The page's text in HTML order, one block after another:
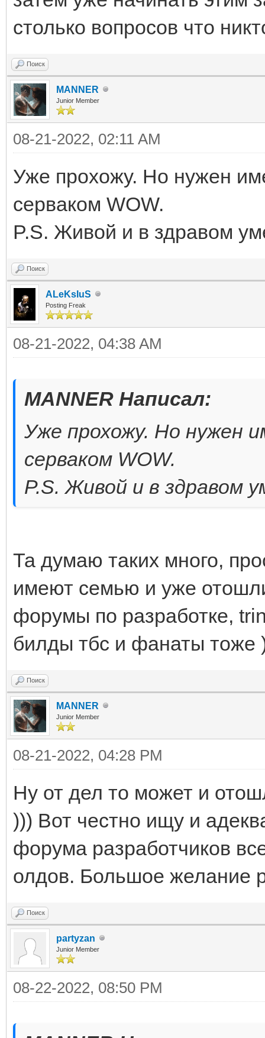
столько вопросов что
Поиск
MANNER
Junior Member
08-21-2022, 02:11 AM
Уже прохожу. Но нужен
серваком WOW.
P.S. Живой и в здравом
Поиск
ALeKsIuS
Posting Freak
08-21-2022, 04:38 AM
MANNER Написал:
Уже прохожу. Но нужен
серваком WOW.
P.S. Живой и в здравом
Та думаю таких много,
имеют семью и уже
форумы по разработке,
билды тбс и фанаты тоже
Поиск
MANNER
Junior Member
08-21-2022, 04:28 PM
Ну от дел то может и
))) Вот честно ищу и
форума разработчиков
олдов. Большое желание
Поиск
partyzan
Junior Member
08-22-2022, 08:50 PM